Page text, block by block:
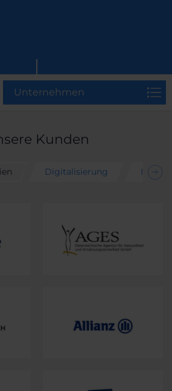
Unternehmen
Kunden
Digitalisierung IDM